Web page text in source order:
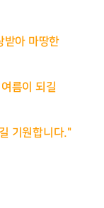
받아 마땅한
름이 되길
기원합니다."